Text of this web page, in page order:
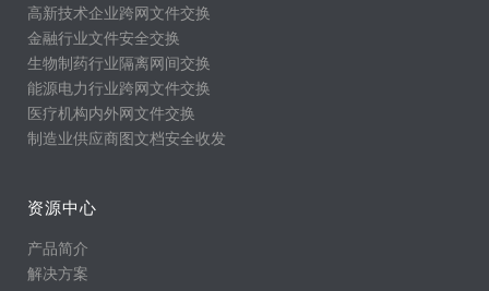
高新技术企业跨网文件交换
金融行业文件安全交换
生物制药行业隔离网间交换
能源电力行业跨网文件交换
医疗机构内外网文件交换
制造业供应商图文档安全收发
资源中心
产品简介
解决方案